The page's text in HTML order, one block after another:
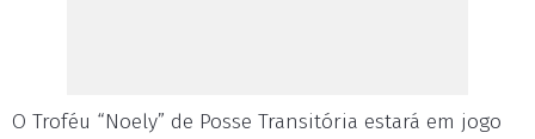
O Troféu “Noely” de Posse Transitória estará em jogo